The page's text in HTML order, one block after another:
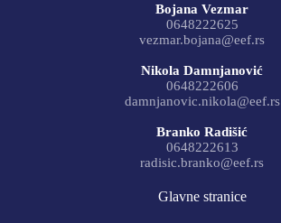
Bojana Vezmar
0648222625
vezmar.bojana@eef.rs
Nikola Damnjanović
0648222606
damnjanovic.nikola@eef.rs
Branko Radišić
0648222613
radisic.branko@eef.rs
Glavne stranice